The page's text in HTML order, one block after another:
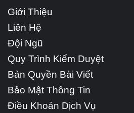
Giới Thiệu
Liên Hệ
Đội Ngũ
Quy Trình Kiểm Duyệt
Bản Quyền Bài Viết
Bảo Mật Thông Tin
Điều Khoản Dịch Vụ